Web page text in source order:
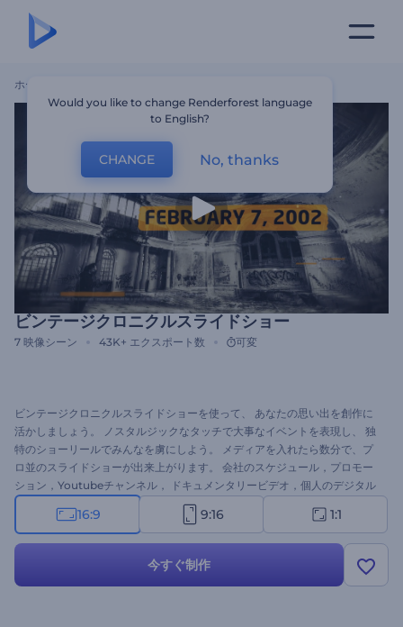
ホーム
ビンテージクロニクルスライドショー
7 映像シーン 43K+ エクスポート数 可変
ビンテージクロニクルスライドショーを使って、 あなたの思い出を創作に
活かしましょう。 ノスタルジックなタッチで大事なイベントを表現し、 独
特のショーリールでみんなを虜にしよう。 メディアを入れたら数分で、プ
ロ並のスライドショーが出来上がります。 会社のスケジュール，プロモー
ション，Youtubeチャンネル， ドキュメンタリービデオ，個人のデジタル
アルバム等々に最適です。 あなたの思い出を辿ってみよう！ 今すぐ試して
みて下さい。16:9 9:16 1:1
今すぐ制作
Would you like to change Renderforest language
to English?
CHANGE No, thanks